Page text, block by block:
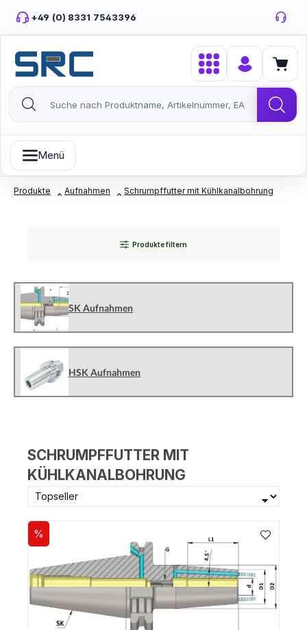
Zum Hauptinhalt springen
+49 (0) 8331 7543396
Menü
Produkte Aufnahmen Schrumpffutter mit Kühlkanalbohrung
Produkte filtern
SK Aufnahmen
HSK Aufnahmen
SCHRUMPFFUTTER MIT
KÜHLKANALBOHRUNG
Rabatt
%